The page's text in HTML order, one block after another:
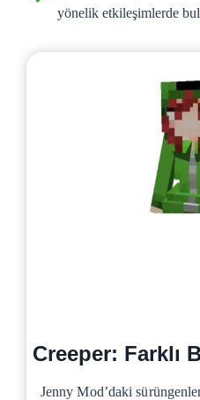
yönelik etkileşimlerde
Creeper: Farklı
Jenny Mod’daki